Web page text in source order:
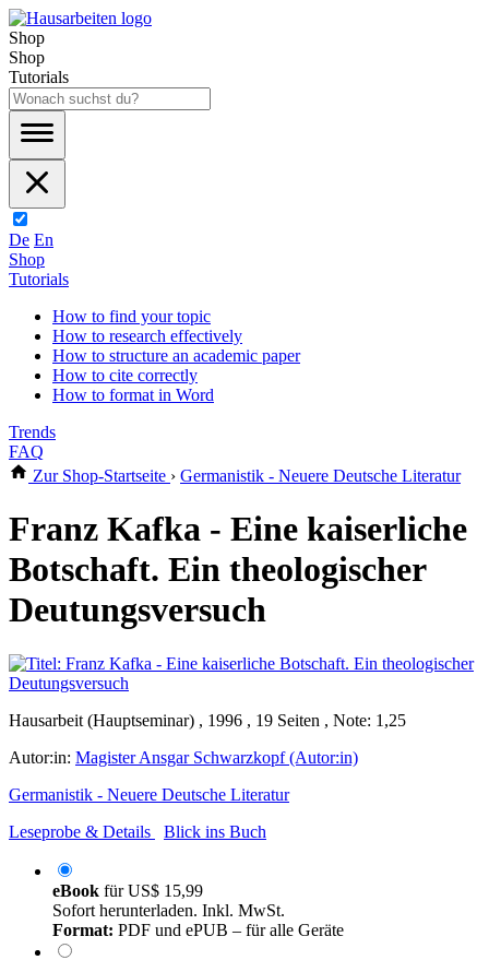
Shop
Shop
Tutorials
De En
Shop
Tutorials
How to find your topic
How to research effectively
How to structure an academic paper
How to cite correctly
How to format in Word
Trends
FAQ
Zur Shop-Startseite › Germanistik - Neuere Deutsche Literatur
Franz Kafka - Eine kaiserliche
Botschaft. Ein theologischer
Deutungsversuch
Hausarbeit (Hauptseminar) , 1996 , 19 Seiten , Note: 1,25
Autor:in: Magister Ansgar Schwarzkopf (Autor:in)
Germanistik - Neuere Deutsche Literatur
Leseprobe & Details
Blick ins Buch
eBook fürUS$ 15,99
Sofort herunterladen. Inkl. MwSt.
Format: PDF und ePUB – für alle Geräte